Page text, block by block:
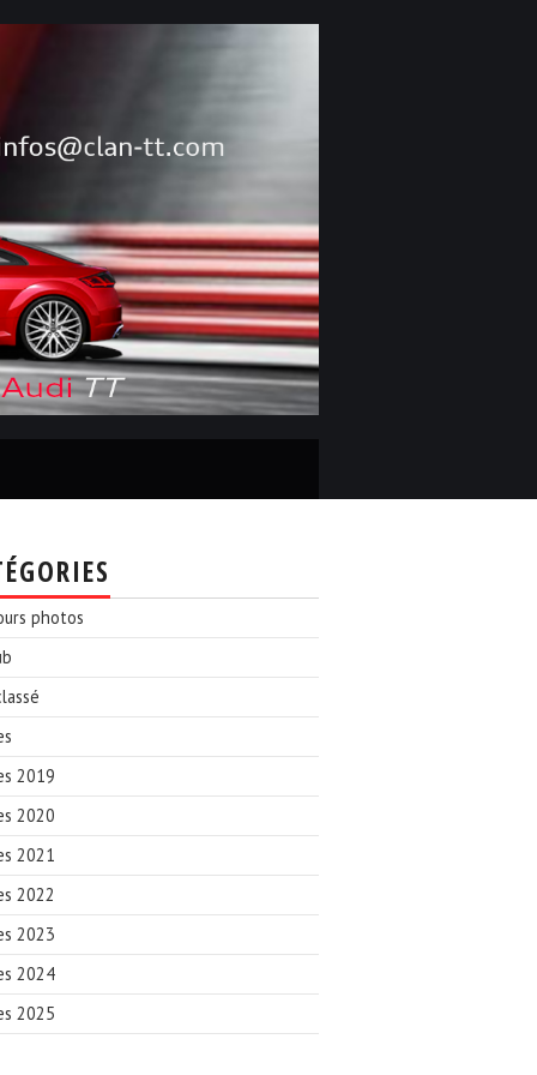
photos
2019
2020
2021
2022
2023
2024
2025